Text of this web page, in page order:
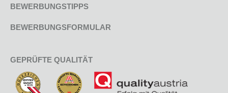
BEWERBUNGSTIPPS
BEWERBUNGSFORMULAR
GEPRÜFTE QUALITÄT